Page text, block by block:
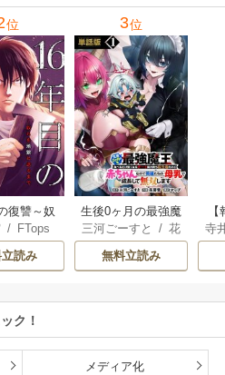
位
復讐～奴
に送るま
で
/ FTops
読み
3位
生後0ヶ月の最強魔
王 食べるだけ強
くなるチート能力
持ち転生者だけど
雄たちの母乳で成
三河ごーすと /花
房雪/ マップ
無料立読み
解
寺
ク！
メディア化